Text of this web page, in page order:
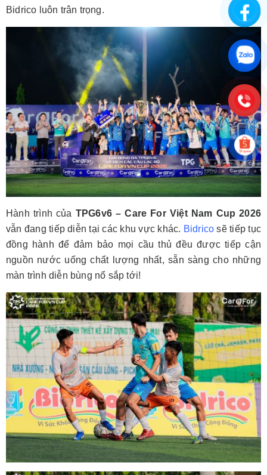
Bidrico luôn trân trọng.
Hành trình của TPG6v6 – Care For Việt Nam Cup 2026
vẫn đang tiếp diễn tại các khu vực khác. Bidrico sẽ tiếp tục
đồng hành để đảm bảo mọi cầu thủ đều được tiếp cận
nguồn nước uống chất lượng nhất, sẵn sàng cho những
màn trình diễn bùng nổ sắp tới!